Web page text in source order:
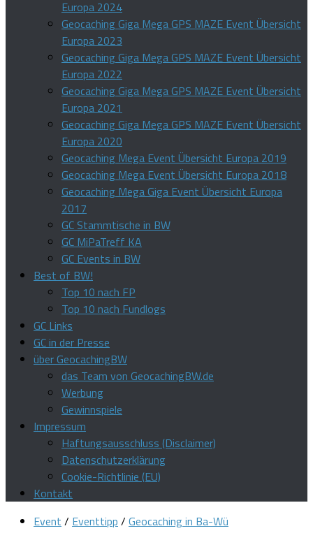
Europa 2024
Geocaching Giga Mega GPS MAZE Event Übersicht
Europa 2023
Geocaching Giga Mega GPS MAZE Event Übersicht
Europa 2022
Geocaching Giga Mega GPS MAZE Event Übersicht
Europa 2021
Geocaching Giga Mega GPS MAZE Event Übersicht
Europa 2020
Geocaching Mega Event Übersicht Europa 2019
Geocaching Mega Event Übersicht Europa 2018
Geocaching Mega Giga Event Übersicht Europa
2017
GC Stammtische in BW
GC MiPaTreff KA
GC Events in BW
Best of BW!
Top 10 nach FP
Top 10 nach Fundlogs
GC Links
GC in der Presse
über GeocachingBW
das Team von GeocachingBW.de
Werbung
Gewinnspiele
Impressum
Haftungsausschluss (Disclaimer)
Datenschutzerklärung
Cookie-Richtlinie (EU)
Kontakt
Event / Eventtipp / Geocaching in Ba-Wü